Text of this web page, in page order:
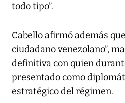
todo tipo”.
Cabello afirmó además
ciudadano venezolano”,
definitiva con quien
presentado como
estratégico del régimen.